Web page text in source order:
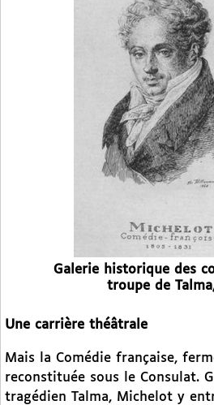
Galerie historique des
troupe de
Une carrière théâtrale
Mais la Comédie française,
reconstituée sous le Consulat.
tragédien Talma, Michelot y